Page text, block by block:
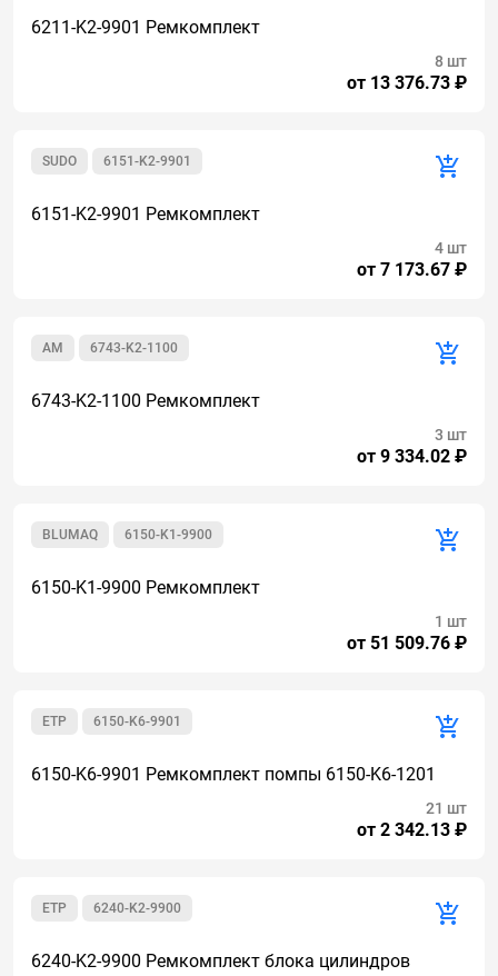
6211-K2-9901 Ремкомплект
от 13 376.73 ₽
8 шт
6151-K2-9901
SUDO
6151-K2-9901 Ремкомплект
от 7 173.67 ₽
4 шт
6743-K2-1100
AM
6743-K2-1100 Ремкомплект
от 9 334.02 ₽
3 шт
6150-K1-9900
BLUMAQ
6150-K1-9900 Ремкомплект
от 51 509.76 ₽
1 шт
6150-K6-9901
ETP
6150-K6-9901 Ремкомплект помпы 6150-K6-1201
от 2 342.13 ₽
21 шт
6240-K2-9900
ETP
6240-K2-9900 Ремкомплект блока цилиндров